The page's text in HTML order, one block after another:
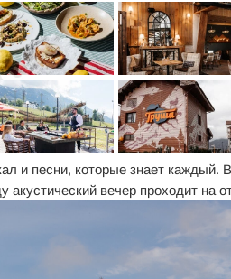
и песни, которые знает каждый.
вечер проходит на